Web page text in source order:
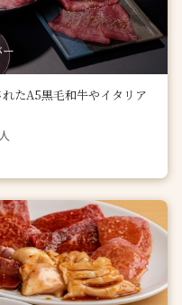
たA5黒毛和牛やイタリア
人